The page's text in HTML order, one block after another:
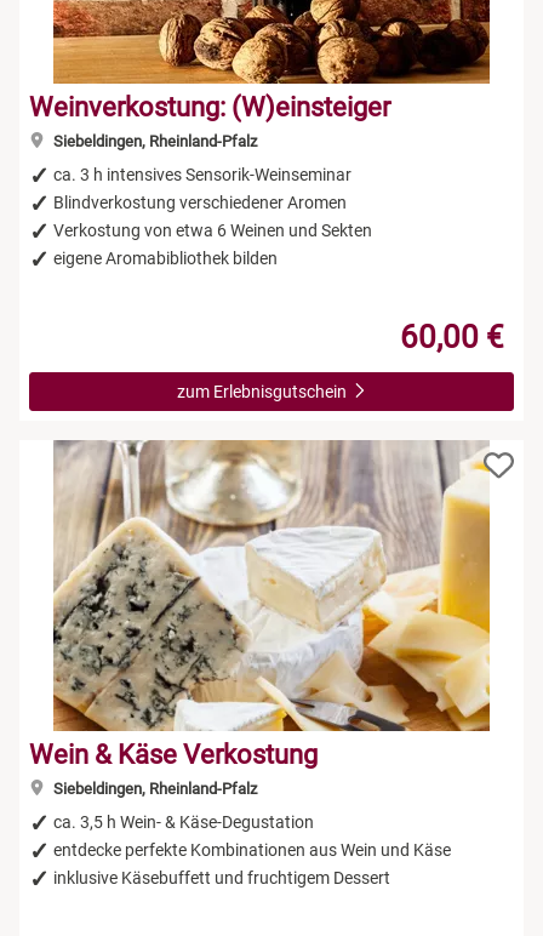
Weinverkostung: (W)einsteiger
Siebeldingen, Rheinland-Pfalz
ca. 3 h intensives Sensorik-Weinseminar
Blindverkostung verschiedener Aromen
Verkostung von etwa 6 Weinen und Sekten
eigene Aromabibliothek bilden
60,00 €
zum Erlebnisgutschein
Wein & Käse Verkostung
Siebeldingen, Rheinland-Pfalz
ca. 3,5 h Wein- & Käse-Degustation
entdecke perfekte Kombinationen aus Wein und Käse
inklusive Käsebuffett und fruchtigem Dessert